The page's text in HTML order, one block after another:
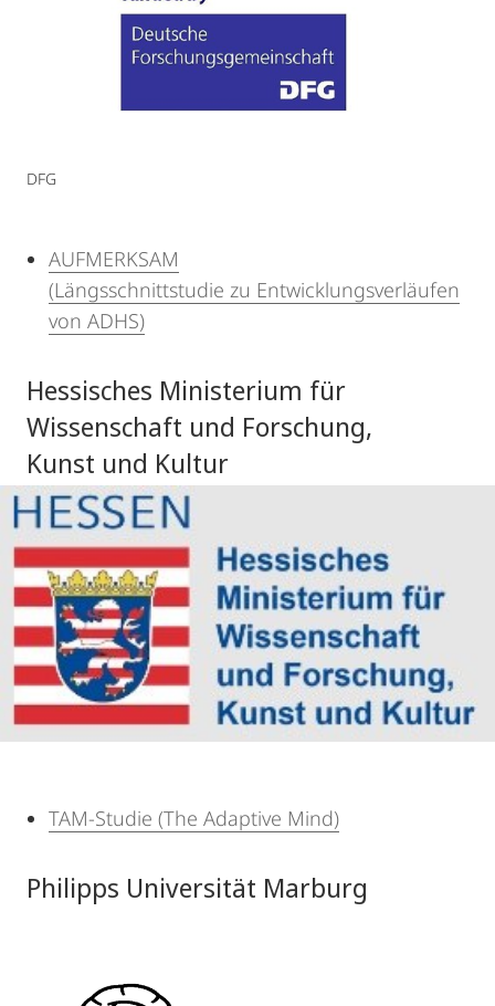
DFG
AUFMERKSAM
(Längsschnittstudie zu Entwicklungsverläufen
von ADHS)
Hessisches Ministerium für
Wissenschaft und Forschung,
Kunst und Kultur
TAM-Studie (The Adaptive Mind)
Philipps Universität Marburg